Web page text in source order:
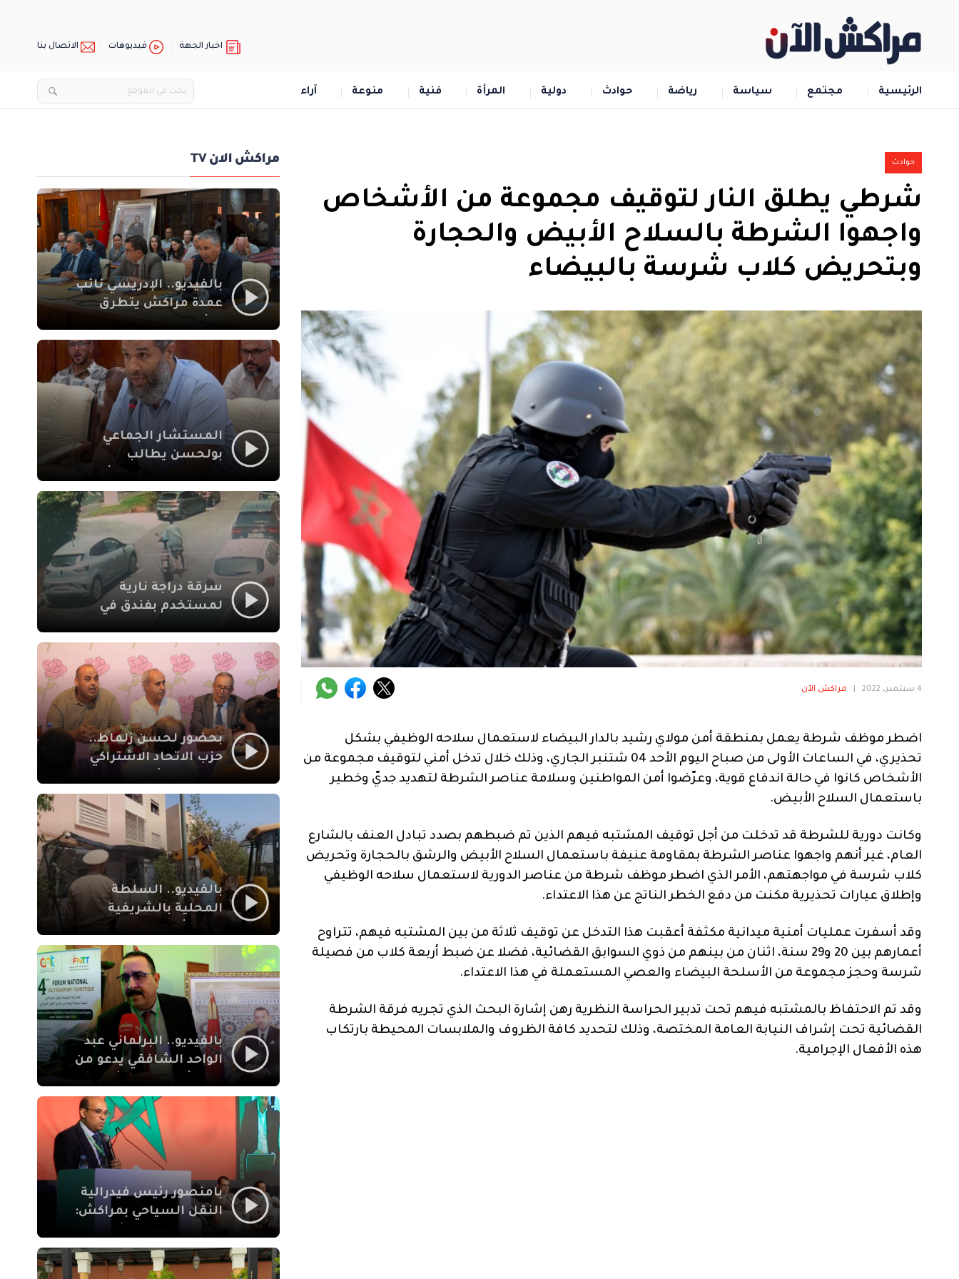
اخبار الجهة فيديوهات الاتصال بنا
الرئيسية مجتمع سياسة رياضة حوادث دولية المرأة فنية منوعة آراء
حوادث
شرطي يطلق النار لتوقيف مجموعة من الأشخاص
واجهوا الشرطة بالسلاح الأبيض والحجارة
وبتحريض كلاب شرسة بالبيضاء
4 سبتمبر، 2022 مراكش الآن
اضطر موظف شرطة يعمل بمنطقة أمن مولاي رشيد بالدار البيضاء لاستعمال سلاحه الوظيفي بشكل
تحذيري، في الساعات الأولى من صباح اليوم الأحد 04 شتنبر الجاري، وذلك خلال تدخل أمني لتوقيف مجموعة من
الأشخاص كانوا في حالة اندفاع قوية، وعرّضوا أمن المواطنين وسلامة عناصر الشرطة لتهديد جديّ وخطير
باستعمال السلاح الأبيض.
وكانت دورية للشرطة قد تدخلت من أجل توقيف المشتبه فيهم الذين تم ضبطهم بصدد تبادل العنف بالشارع
العام، غير أنهم واجهوا عناصر الشرطة بمقاومة عنيفة باستعمال السلاح الأبيض والرشق بالحجارة وتحريض
كلاب شرسة في مواجهتهم، الأمر الذي اضطر موظف شرطة من عناصر الدورية لاستعمال سلاحه الوظيفي
وإطلاق عيارات تحذيرية مكنت من دفع الخطر الناتج عن هذا الاعتداء.
وقد أسفرت عمليات أمنية ميدانية مكثفة أعقبت هذا التدخل عن توقيف ثلاثة من بين المشتبه فيهم، تتراوح
أعمارهم بين 20 و29 سنة، اثنان من بينهم من ذوي السوابق القضائية، فضلا عن ضبط أربعة كلاب من فصيلة
شرسة وحجز مجموعة من الأسلحة البيضاء والعصي المستعملة في هذا الاعتداء.
وقد تم الاحتفاظ بالمشتبه فيهم تحت تدبير الحراسة النظرية رهن إشارة البحث الذي تجريه فرقة الشرطة
القضائية تحت إشراف النيابة العامة المختصة، وذلك لتحديد كافة الظروف والملابسات المحيطة بارتكاب
هذه الأفعال الإجرامية.
مراكش الان TV
بالفيديو.. الإدريسي نائب
عمدة مراكش يتطرق
الاجتماعي في نقل
المحطة الطرقية إلى
العزوزية
المستشار الجماعي
بولحسن يطالب
أشغال شارع علال
الفاسي بمراكش
سرقة دراجة نارية
لمستخدم بفندق في
بمراكش
بحضور لحسن زلماط..
حزب الاتحاد الاشتراكي
مقراً بمقاطعة سيدي
يوسف بن علي مراكش
بالفيديو.. السلطة
المحلية بالشريفية
بنايات غير قانونية بإقامة
الإيمان
بالفيديو.. البرلماني عبد
الواحد الشافقي يدعو من
النقل السياحي لمواكبة
بامنصور رئيس فيدرالية
النقل السياحي بمراكش:
والاصلاح التشريعي
ركيزتان أساسيتان لكسب